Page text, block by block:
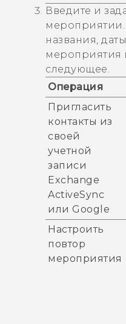
Введите и
названия,
мероприятия
следующее.
Операция
Пригласить
контакты из
своей
учетной
записи
Exchange
ActiveSync
или Google
Настроить
повтор
мероприятия